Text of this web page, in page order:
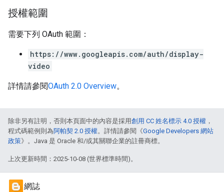
授權範圍
需要下列 OAuth 範圍：
https://www.googleapis.com/auth/display-
video
詳情請參閱OAuth 2.0 Overview。
除非另有註明，否則本頁面中的內容是採用創用 CC 姓名標示 4.0 授權 ，
程式碼範例則為阿帕契 2.0 授權。詳情請參閱《Google Developers 網站
政策》。Java 是 Oracle 和/或其關聯企業的註冊商標。
上次更新時間：2025-10-08 (世界標準時間)。
網誌